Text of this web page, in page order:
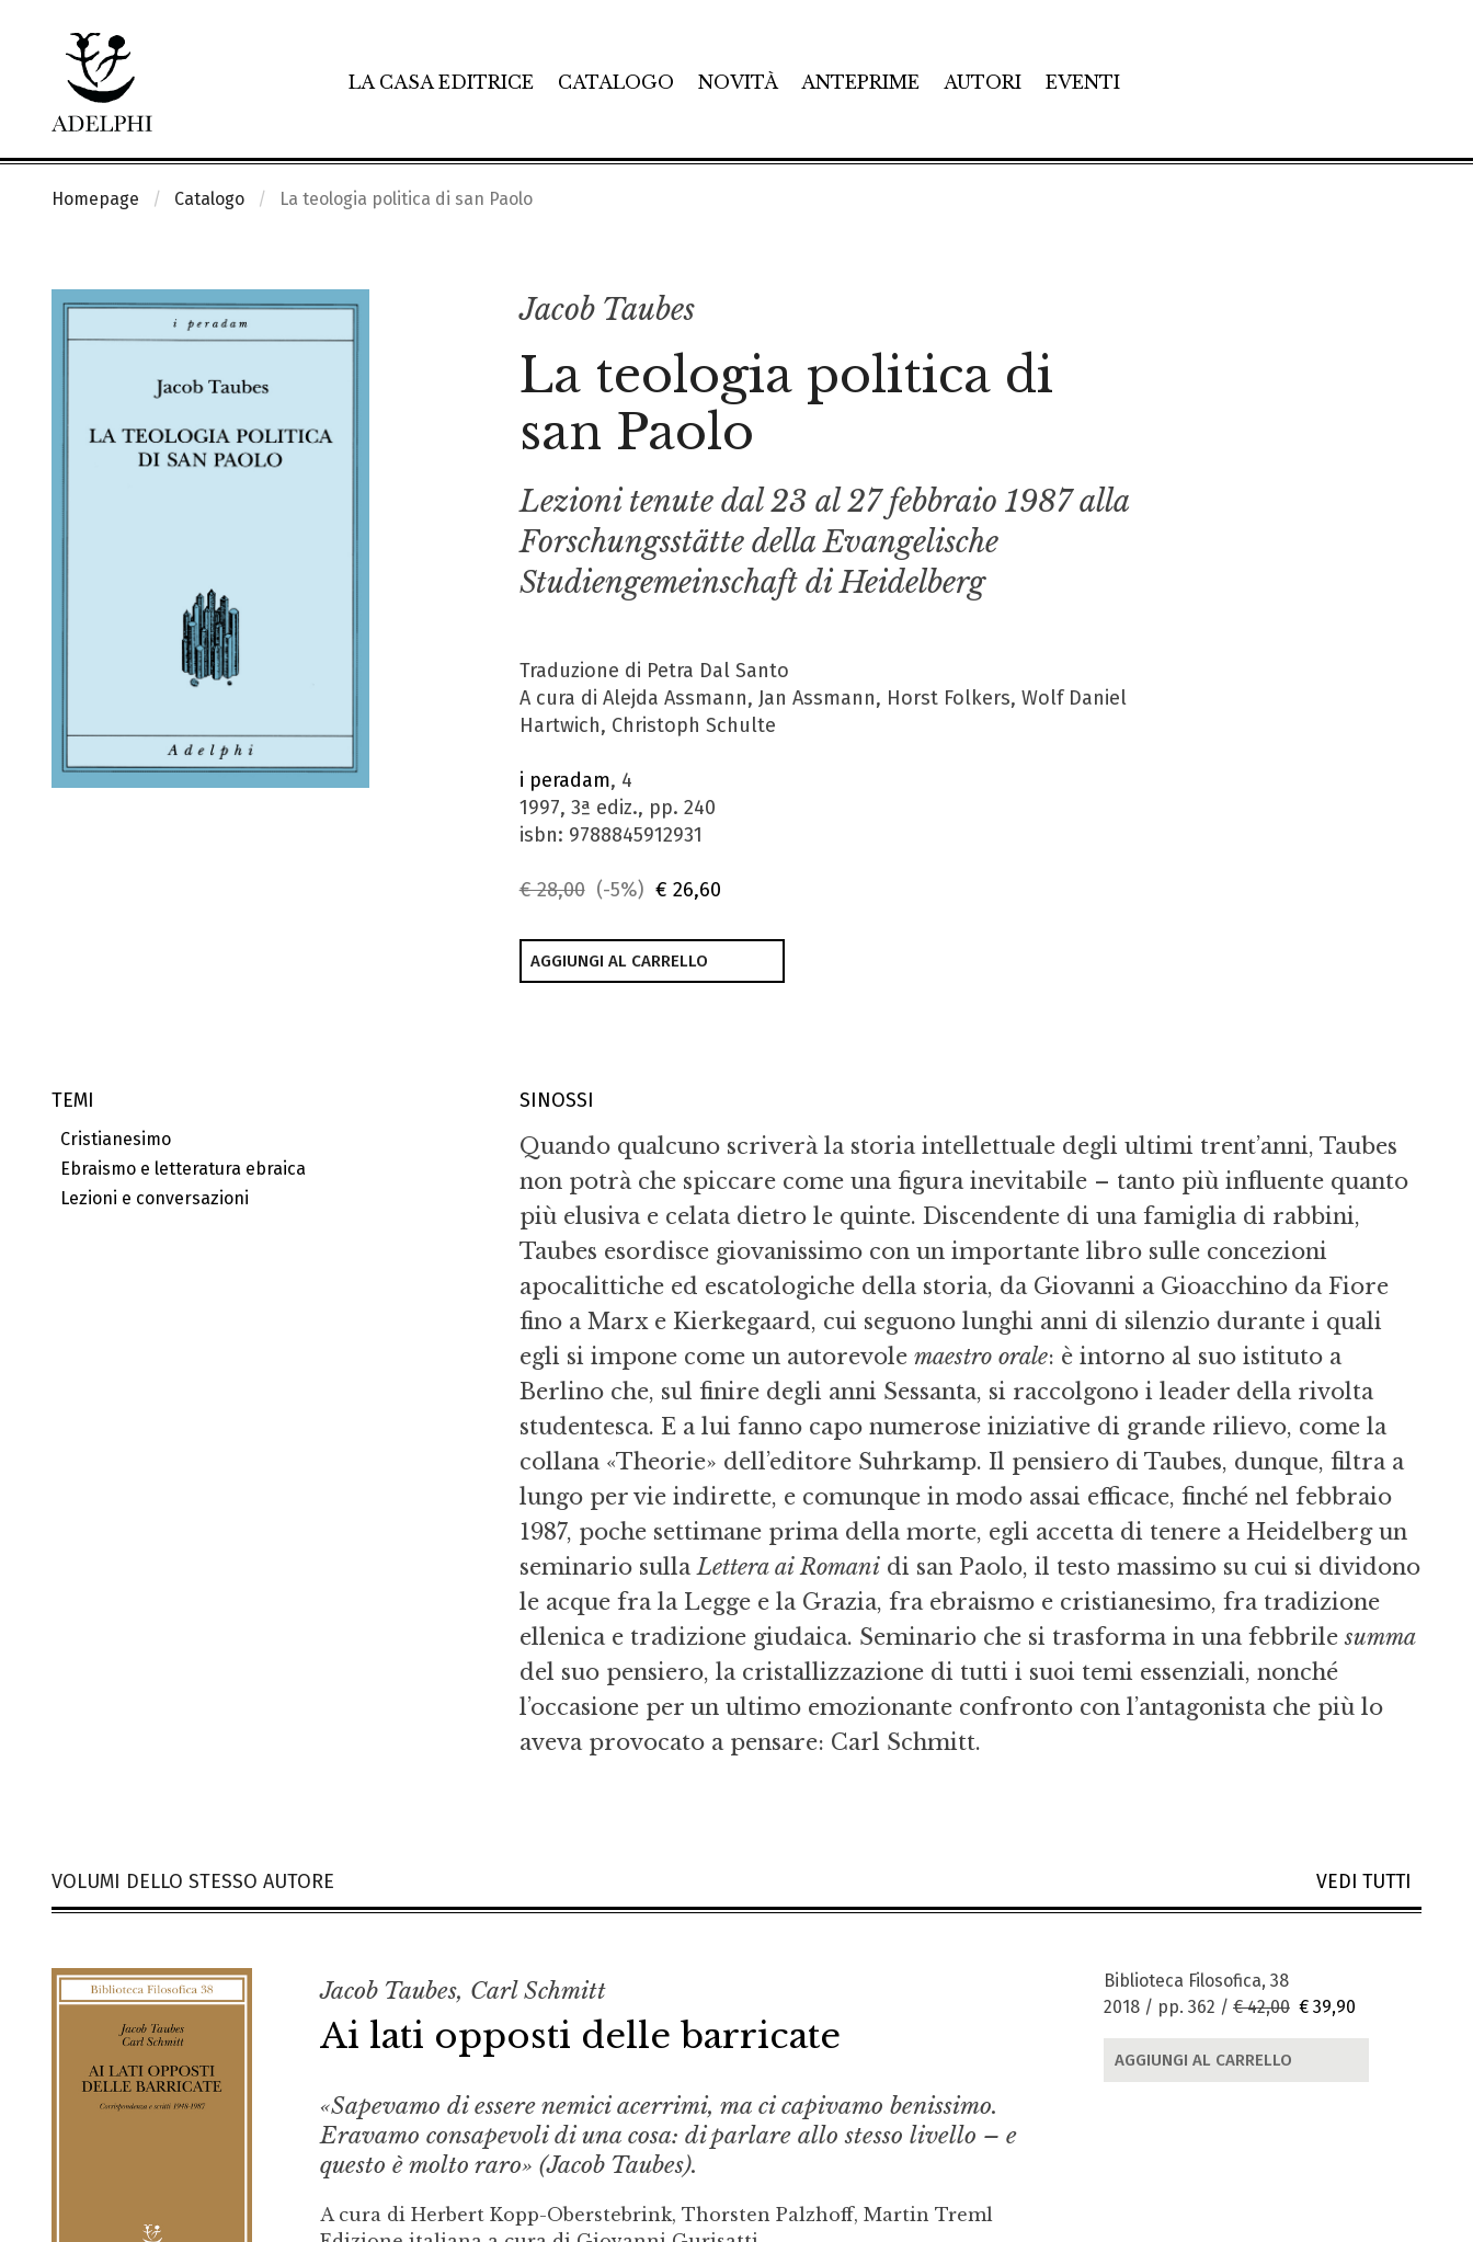
LA CASA EDITRICE CATALOGO NOVITÀ ANTEPRIME AUTORI EVENTI
Homepage Catalogo La teologia politica di san Paolo
Jacob Taubes
La teologia politica di
san Paolo
Lezioni tenute dal 23 al 27 febbraio 1987 alla
Forschungsstätte della Evangelische
Studiengemeinschaft di Heidelberg
Traduzione di Petra Dal Santo
A cura di Alejda Assmann, Jan Assmann, Horst Folkers, Wolf Daniel
Hartwich, Christoph Schulte
i peradam, 4
1997, 3ª ediz., pp. 240
isbn: 9788845912931
€ 28,00 (-5%) € 26,60
AGGIUNGI AL CARRELLO
TEMI
Cristianesimo
Ebraismo e letteratura ebraica
Lezioni e conversazioni
SINOSSI
Quando qualcuno scriverà la storia intellettuale degli ultimi trent’anni, Taubes
non potrà che spiccare come una figura inevitabile – tanto più influente quanto
più elusiva e celata dietro le quinte. Discendente di una famiglia di rabbini,
Taubes esordisce giovanissimo con un importante libro sulle concezioni
apocalittiche ed escatologiche della storia, da Giovanni a Gioacchino da Fiore
fino a Marx e Kierkegaard, cui seguono lunghi anni di silenzio durante i quali
egli si impone come un autorevole maestro orale: è intorno al suo istituto a
Berlino che, sul finire degli anni Sessanta, si raccolgono i leader della rivolta
studentesca. E a lui fanno capo numerose iniziative di grande rilievo, come la
collana «Theorie» dell’editore Suhrkamp. Il pensiero di Taubes, dunque, filtra a
lungo per vie indirette, e comunque in modo assai efficace, finché nel febbraio
1987, poche settimane prima della morte, egli accetta di tenere a Heidelberg un
seminario sullaLettera ai Romanidi san Paolo, il testo massimo su cui si dividono
le acque fra la Legge e la Grazia, fra ebraismo e cristianesimo, fra tradizione
ellenica e tradizione giudaica. Seminario che si trasforma in una febbrilesumma
del suo pensiero, la cristallizzazione di tutti i suoi temi essenziali, nonché
l’occasione per un ultimo emozionante confronto con l’antagonista che più lo
aveva provocato a pensare: Carl Schmitt.
VOLUMI DELLO STESSO AUTORE VEDI TUTTI
Jacob Taubes, Carl Schmitt
Ai lati opposti delle barricate
«Sapevamo di essere nemici acerrimi, ma ci capivamo benissimo.
Eravamo consapevoli di una cosa: di parlare allo stesso livello – e
questo è molto raro» (Jacob Taubes).
A cura di Herbert Kopp-Oberstebrink, Thorsten Palzhoff, Martin Treml
Biblioteca Filosofica, 38
2018 / pp. 362 / € 42,00 € 39,90
AGGIUNGI AL CARRELLO